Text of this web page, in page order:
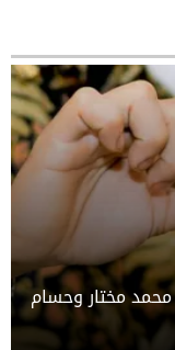
مختار وحسام